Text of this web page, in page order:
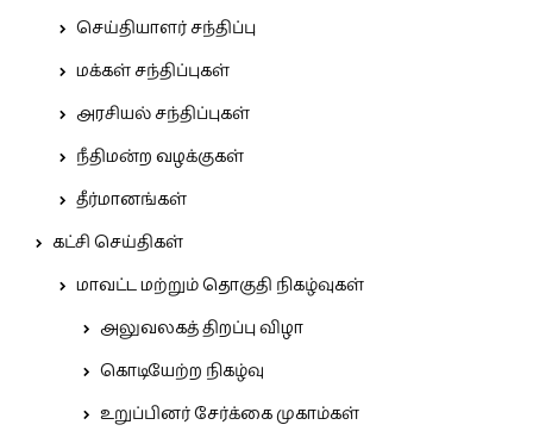
செய்தியாளர் சந்திப்பு
மக்கள் சந்திப்புகள்
அரசியல் சந்திப்புகள்
நீதிமன்ற வழக்குகள்
தீர்மானங்கள்
கட்சி செய்திகள்
மாவட்ட மற்றும் தொகுதி நிகழ்வுகள்
அலுவலகத் திறப்பு விழா
கொடியேற்ற நிகழ்வு
உறுப்பினர் சேர்க்கை முகாம்கள்